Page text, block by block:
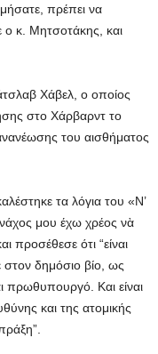
πρέπει να
ο κ. Μητσοτάκης, και
Χάβελ, ο οποίος
στο Χάρβαρντ το
του αισθήματος
τα λόγια του «Ν’
μου έχω χρέος νὰ
ότι “είναι
δημόσιο βίο, ως
πρωθυπουργό. Και είναι
και της ατομικής